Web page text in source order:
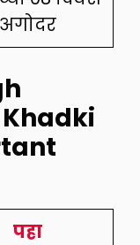
अगोदर
पहा